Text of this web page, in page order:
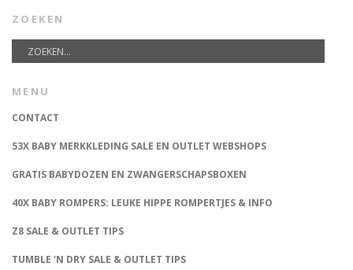
ZOEKEN
MENU
CONTACT
53X BABY MERKKLEDING SALE EN OUTLET WEBSHOPS
GRATIS BABYDOZEN EN ZWANGERSCHAPSBOXEN
40X BABY ROMPERS: LEUKE HIPPE ROMPERTJES & INFO
Z8 SALE & OUTLET TIPS
TUMBLE ‘N DRY SALE & OUTLET TIPS